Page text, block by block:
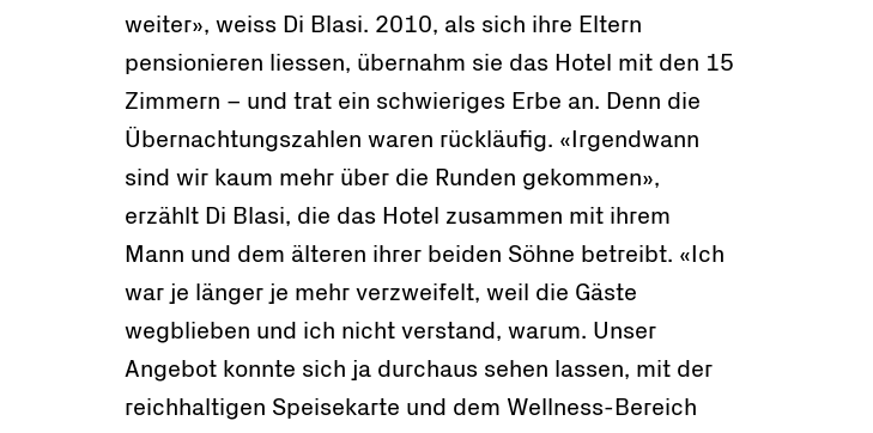
weiter», weiss Di Blasi. 2010, als sich ihre Eltern
pensionieren liessen, übernahm sie das Hotel mit den 15
Zimmern – und trat ein schwieriges Erbe an. Denn die
Übernachtungszahlen waren rückläufig. «Irgendwann
sind wir kaum mehr über die Runden gekommen»,
erzählt Di Blasi, die das Hotel zusammen mit ihrem
Mann und dem älteren ihrer beiden Söhne betreibt. «Ich
war je länger je mehr verzweifelt, weil die Gäste
wegblieben und ich nicht verstand, warum. Unser
Angebot konnte sich ja durchaus sehen lassen, mit der
reichhaltigen Speisekarte und dem Wellness-Bereich